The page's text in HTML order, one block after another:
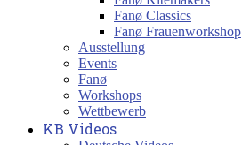
Fanø Classics
Fanø Frauenworkshop
Ausstellung
Events
Fanø
Workshops
Wettbewerb
KB Videos